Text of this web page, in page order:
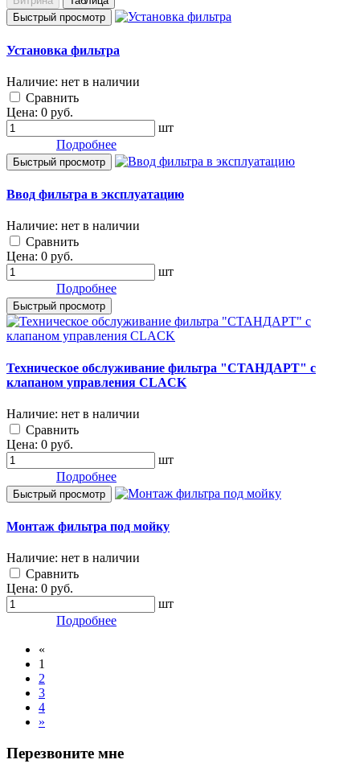
Быстрый просмотр
Установка фильтра
Наличие: нет в наличии
Cравнить
Цена: 0 руб.
шт
Подробнее
Быстрый просмотр
Ввод фильтра в эксплуатацию
Наличие: нет в наличии
Cравнить
Цена: 0 руб.
шт
Подробнее
Быстрый просмотр
Техническое обслуживание фильтра "СТАНДАРТ" c
клапаном управления CLACK
Наличие: нет в наличии
Cравнить
Цена: 0 руб.
шт
Подробнее
Быстрый просмотр
Монтаж фильтра под мойку
Наличие: нет в наличии
Cравнить
Цена: 0 руб.
шт
Подробнее
«
1
2
3
4
»
Перезвоните мне